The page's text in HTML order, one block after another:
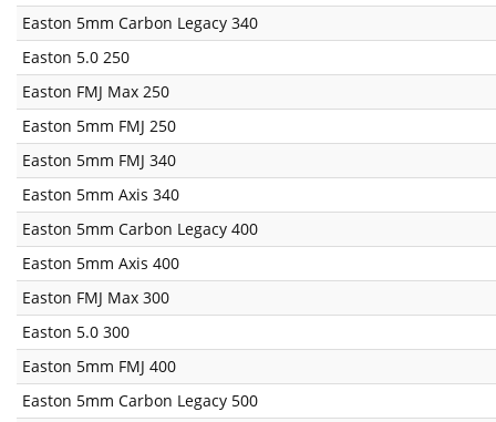
Easton 5mm Carbon Legacy 340
Easton 5.0 250
Easton FMJ Max 250
Easton 5mm FMJ 250
Easton 5mm FMJ 340
Easton 5mm Axis 340
Easton 5mm Carbon Legacy 400
Easton 5mm Axis 400
Easton FMJ Max 300
Easton 5.0 300
Easton 5mm FMJ 400
Easton 5mm Carbon Legacy 500